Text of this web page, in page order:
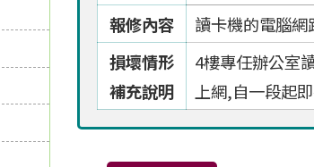
報修內容
讀卡機的電腦
損壞情形
補充說明
4樓專任辦公室
上網,自一段起